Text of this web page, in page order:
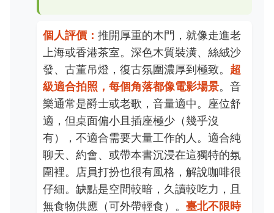
個人評價： 推開厚重的木門，就像走進老
上海或香港茶室。深色木質裝潢、絲絨沙
發、古董吊燈，復古氛圍濃厚到極致。 超
級適合拍照，每個角落都像電影場景。音
樂通常是爵士或老歌，音量適中。座位舒
適，但桌面偏小且插座極少（幾乎沒
有），不適合需要大量工作的人。適合純
聊天、約會、或帶本書沉浸在這獨特的氛
圍裡。店員打扮也很有風格，解說咖啡很
仔細。缺點是空間較暗，久讀較吃力，且
無食物供應（可外帶輕食）。 臺北不限時